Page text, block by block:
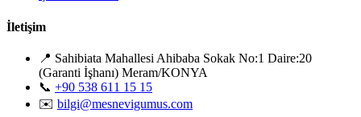
İletişim
📍 Sahibiata Mahallesi Ahibaba Sokak No:1 Daire:20
(Garanti İşhanı) Meram/KONYA
📞 +90 538 611 15 15
✉️ bilgi@mesnevigumus.com